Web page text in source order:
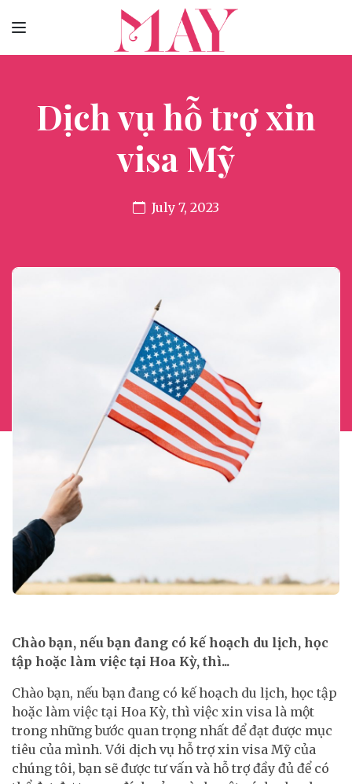
Dịch vụ hỗ trợ xin
visa Mỹ
July 7, 2023
Chào bạn, nếu bạn đang có kế hoạch du lịch, học
tập hoặc làm việc tại Hoa Kỳ, thì...
Chào bạn, nếu bạn đang có kế hoạch du lịch, học tập
hoặc làm việc tại Hoa Kỳ, thì việc xin visa là một
trong những bước quan trọng nhất để đạt được mục
tiêu của mình. Với dịch vụ hỗ trợ xin visa Mỹ của
chúng tôi, bạn sẽ được tư vấn và hỗ trợ đầy đủ để có